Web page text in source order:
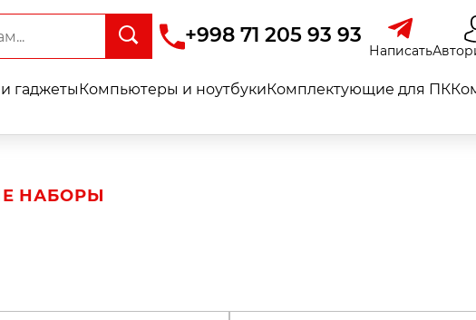
+998 71 205 93 93
Написать
гаджетыКомпьютеры и ноутбукиКомплектующие для ПК
НАБОРЫ